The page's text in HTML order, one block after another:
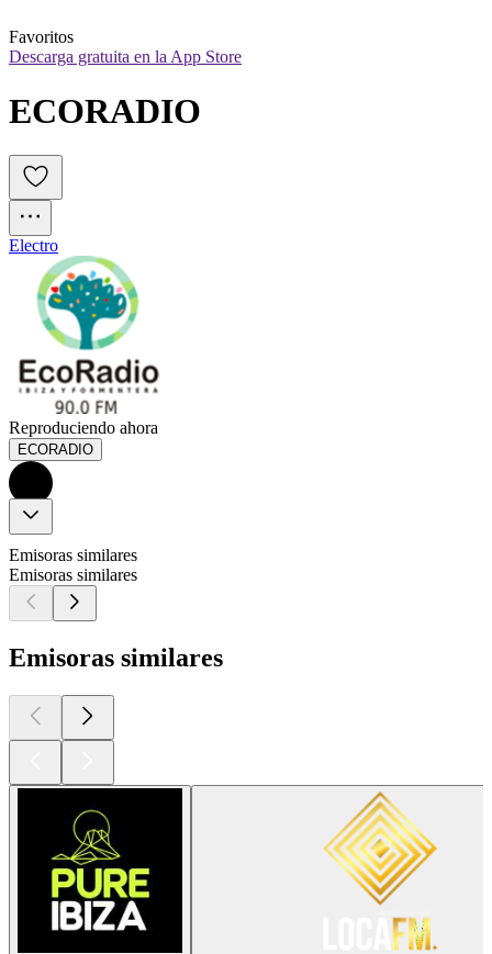
Favoritos
Descarga gratuita en la App Store
ECORADIO
Electro
Reproduciendo ahora
ECORADIO
Emisoras similares
Emisoras similares
Emisoras similares